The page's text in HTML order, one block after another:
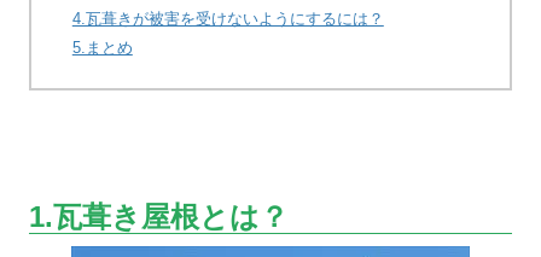
4.瓦葺きが被害を受けないようにするには？
5.まとめ
1.瓦葺き屋根とは？